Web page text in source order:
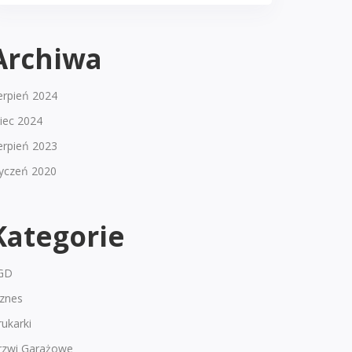
2024
2024
2023
2020
Garażowe